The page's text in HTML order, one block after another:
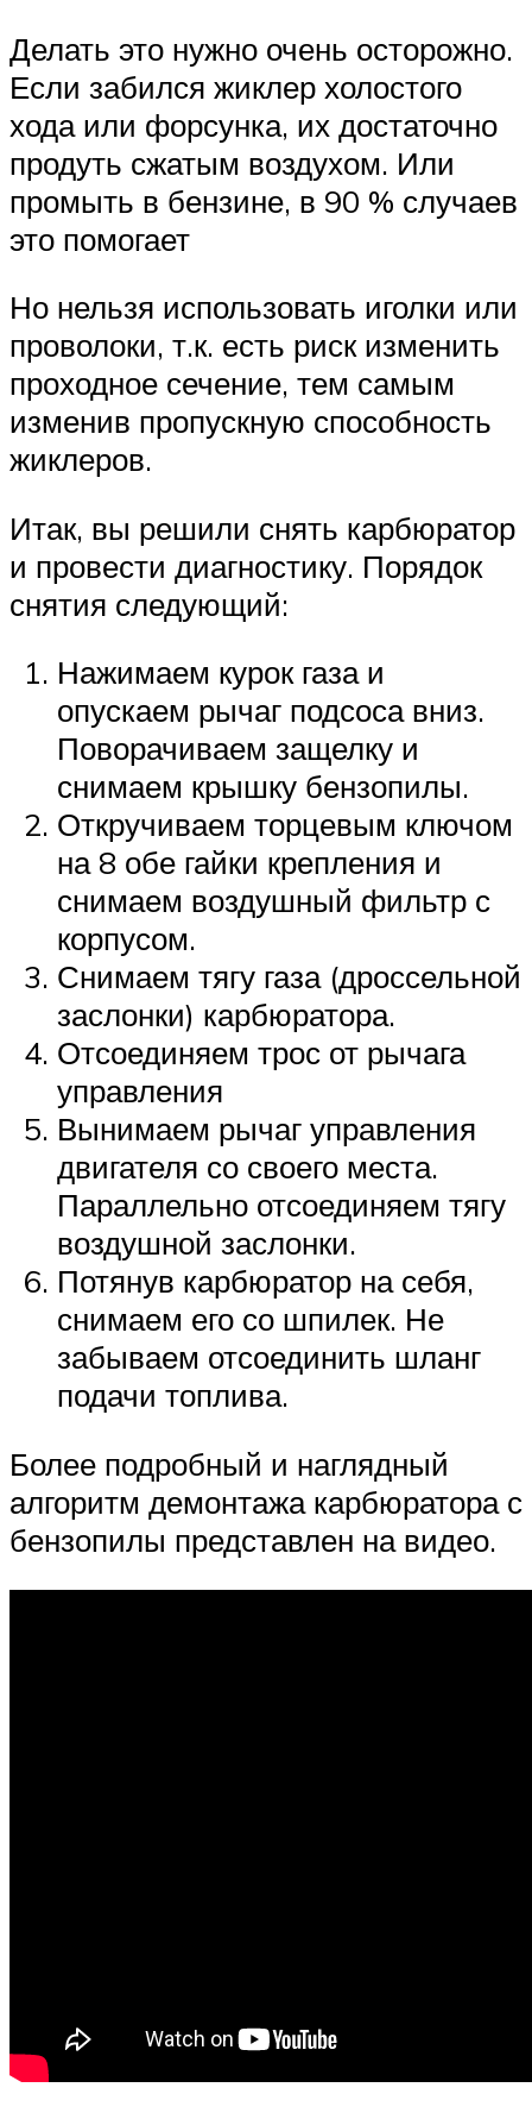
Делать это нужно очень осторожно.
Если забился жиклер холостого
хода или форсунка, их достаточно
продуть сжатым воздухом. Или
промыть в бензине, в 90 % случаев
это помогает
Но нельзя использовать иголки или
проволоки, т.к. есть риск изменить
проходное сечение, тем самым
изменив пропускную способность
жиклеров.
Итак, вы решили снять карбюратор
и провести диагностику. Порядок
снятия следующий:
Нажимаем курок газа и
опускаем рычаг подсоса вниз.
Поворачиваем защелку и
снимаем крышку бензопилы.
Откручиваем торцевым ключом
на 8 обе гайки крепления и
снимаем воздушный фильтр с
корпусом.
Снимаем тягу газа (дроссельной
заслонки) карбюратора.
Отсоединяем трос от рычага
управления
Вынимаем рычаг управления
двигателя со своего места.
Параллельно отсоединяем тягу
воздушной заслонки.
Потянув карбюратор на себя,
снимаем его со шпилек. Не
забываем отсоединить шланг
подачи топлива.
Более подробный и наглядный
алгоритм демонтажа карбюратора с
бензопилы представлен на видео.